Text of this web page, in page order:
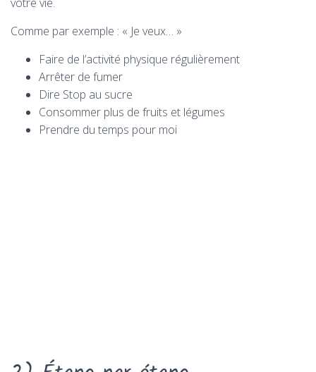
Comme par exemple : « Je veux… »
Faire de l’activité physique régulièrement
Arrêter de fumer
Dire Stop au sucre
Consommer plus de fruits et légumes
Prendre du temps pour moi